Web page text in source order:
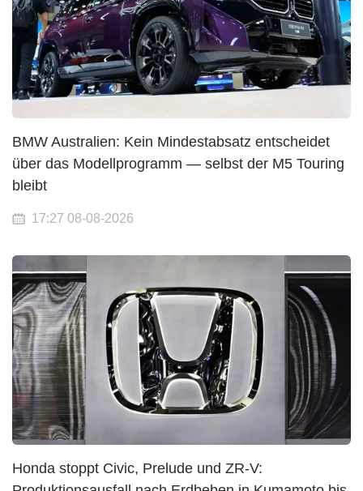
BMW Australien: Kein Mindestabsatz entscheidet
über das Modellprogramm — selbst der M5 Touring
bleibt
17:27 08-08-2026
Honda stoppt Civic, Prelude und ZR-V: